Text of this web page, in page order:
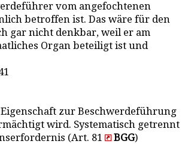
vom angefochtenen
betroffen ist. Das wäre für den
gar nicht denkbar, weil er am
Organ beteiligt ist und
zur Beschwerdeführung
wird. Systematisch getrennt
(Art. 81
BGG)